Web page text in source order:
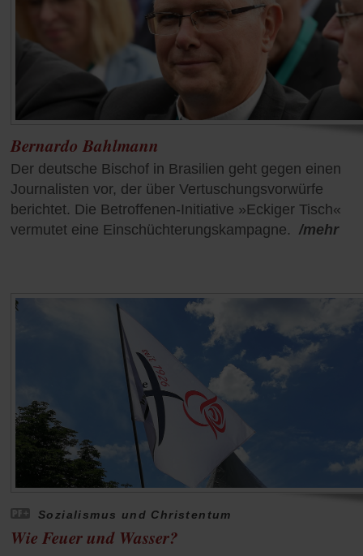
Bernardo Bahlmann
Der deutsche Bischof in Brasilien geht gegen einen
Journalisten vor, der über Vertuschungsvorwürfe
berichtet. Die Betroffenen-Initiative »Eckiger Tisch«
vermutet eine Einschüchterungskampagne. /mehr
Sozialismus und Christentum
Wie Feuer und Wasser?